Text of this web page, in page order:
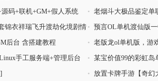
码+联机+GM+假人系统 • 老烟斗大极品鉴定单
锦衣祥瑞飞升渡劫化境剧情 • 预言OL单机渡仙版
后台 含搭建教程 • 老版龙ol单机版，游
手工服务端+管理后台 • 某宝价值99的彩虹岛
•
放置卡牌手游【奇幻